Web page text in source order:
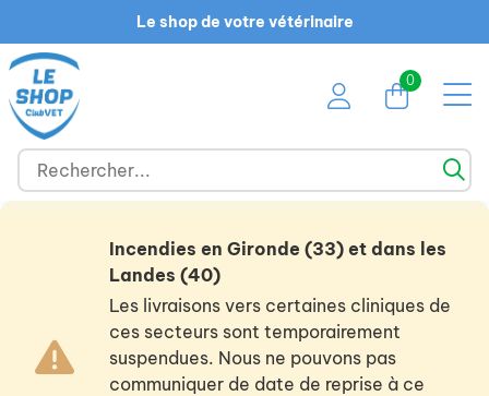
Le shop de votre vétérinaire
0
Incendies en Gironde (33) et dans les
Landes (40)
Les livraisons vers certaines cliniques de
ces secteurs sont temporairement
suspendues. Nous ne pouvons pas
communiquer de date de reprise à ce